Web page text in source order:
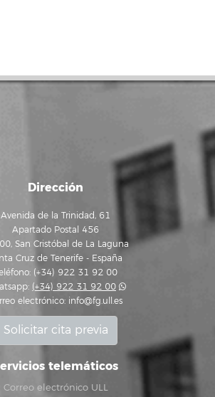
Dirección
Avenida de la Trinidad, 61
Apartado Postal 456
San Cristóbal de La Laguna
Cruz de Tenerife - España
(+34) 922 31 92 00
(+34) 922 31 92 00
electrónico: info@fg.ull.es
Solicitar cita previa
telemáticos
Correo electrónico ULL